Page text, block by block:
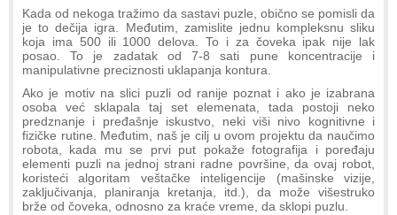
Kada od nekoga tražimo da sastavi puzle, obično se pomisli da
je to dečija igra. Međutim, zamislite jednu kompleksnu sliku
koja ima 500 ili 1000 delova. To i za čoveka ipak nije lak
posao. To je zadatak od 7-8 sati pune koncentracije i
manipulativne preciznosti uklapanja kontura.
Ako je motiv na slici puzli od ranije poznat i ako je izabrana
osoba već sklapala taj set elemenata, tada postoji neko
predznanje i pređašnje iskustvo, neki viši nivo kognitivne i
fizičke rutine. Međutim, naš je cilj u ovom projektu da naučimo
robota, kada mu se prvi put pokaže fotografija i poređaju
elementi puzli na jednoj strani radne površine, da ovaj robot,
koristeći algoritam veštačke inteligencije (mašinske vizije,
zaključivanja, planiranja kretanja, itd.), da može višestruko
brže od čoveka, odnosno za kraće vreme, da sklopi puzlu.